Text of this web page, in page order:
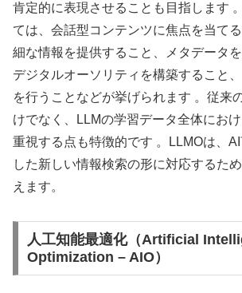
肯定的に表現させることも目指します
ては、会話型コンテンツに焦点を当て
細な情報を提供すること、メタデータを
デジタルオーソリティを構築すること
を行うことなどが挙げられます 。従来
けでなく、LLMの学習データ全体にお
重視する点も特徴的です 。LLMOは、
した新しい情報検索の形に対応するた
えます。
人工知能最適化（Artificial
Optimization – AIO）